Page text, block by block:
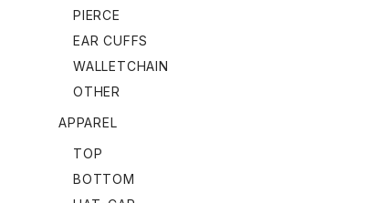
PIERCE
EAR CUFFS
WALLETCHAIN
OTHER
APPAREL
TOP
BOTTOM